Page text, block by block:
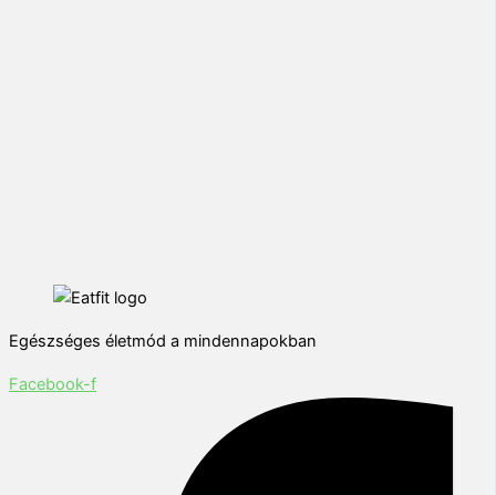
Egészséges életmód a mindennapokban
Facebook-f